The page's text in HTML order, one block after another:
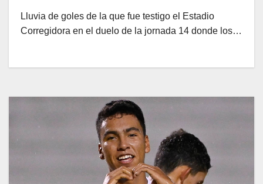
Lluvia de goles de la que fue testigo el Estadio
Corregidora en el duelo de la jornada 14 donde los…